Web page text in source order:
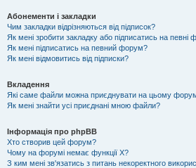
Абонементи і закладки
Чим закладки відрізняються від підписок?
Як мені зробити закладку або підписатись на певні
Як мені підписатись на певний форум?
Як мені відмовитись від підписки?
Вкладення
Які саме файли можна приєднувати на цьому
Як мені знайти усі приєднані мною файли?
Інформація про phpBB
Хто створив цей форум?
Чому на форумі немає функції X?
З ким мені зв'язатись з питань некоректного